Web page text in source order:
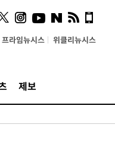
프라임뉴시스 위클리뉴시스
제보
, 스마트폰 액세서리에
더했다